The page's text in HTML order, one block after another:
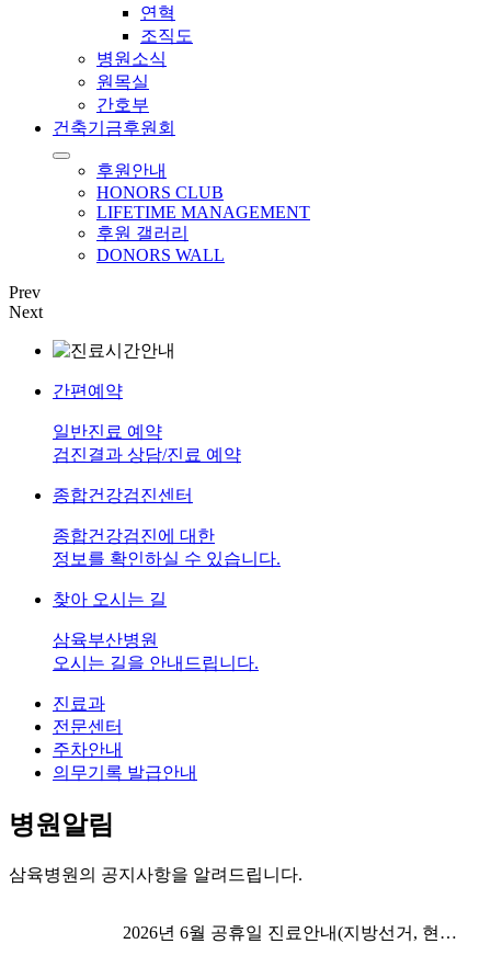
연혁
조직도
병원소식
원목실
간호부
건축기금후원회
후원안내
HONORS CLUB
LIFETIME MANAGEMENT
후원 갤러리
DONORS WALL
Prev
Next
간편예약
일반진료 예약
검진결과 상담/진료 예약
종합건강검진센터
종합건강검진에 대한
정보를 확인하실 수 있습니다.
찾아 오시는 길
삼육부산병원
오시는 길을 안내드립니다.
진료과
전문센터
주차안내
의무기록 발급안내
병원알림
삼육병원의 공지사항을 알려드립니다.
2026년 6월 공휴일 진료안내(지방선거, 현…